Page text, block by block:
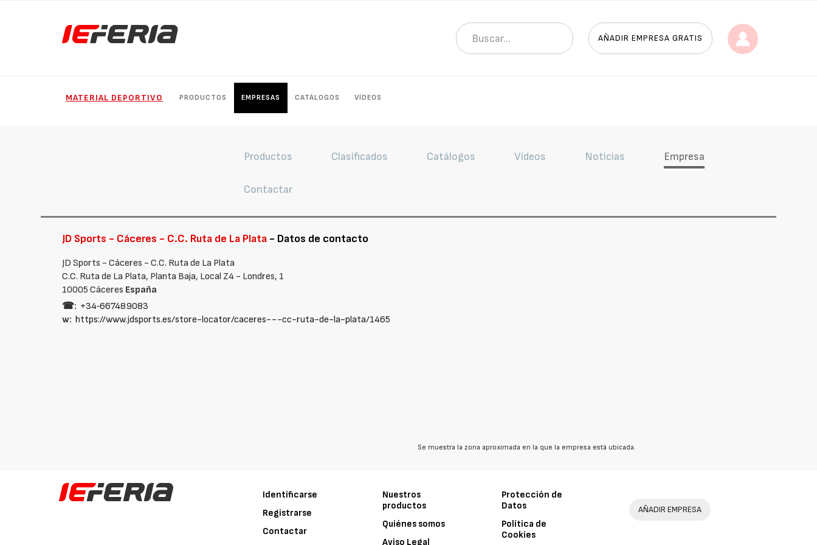
AÑADIR EMPRESA GRATIS
MATERIAL DEPORTIVO PRODUCTOS EMPRESAS CATÁLOGOS VÍDEOS
Productos Clasificados Catálogos Vídeos Noticias Empresa
Contactar
JD Sports - Cáceres - C.C. Ruta de La Plata - Datos de contacto
JD Sports - Cáceres - C.C. Ruta de La Plata
C.C. Ruta de La Plata, Planta Baja, Local Z4 - Londres, 1
10005 Cáceres España
☎: +34‑667489083
w:https://www.jdsports.es/store-locator/caceres---cc-ruta-de-la-plata/1465
Se muestra la zona aproximada en la que la empresa está ubicada.
Identificarse
Registrarse
Contactar
Nuestros
productos
Quiénes somos
Aviso Legal
Protección de
Datos
Política de
Cookies
AÑADIR EMPRESA